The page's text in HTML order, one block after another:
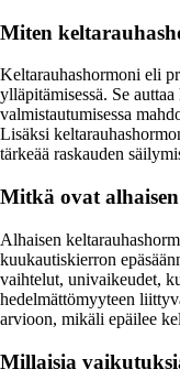
Miten
Keltarauhashormoni eli
ylläpitämisessä. Se
valmistautumisessa
Lisäksi
tärkeää raskauden
Mitkä ovat
Alhaisen
kuukautiskierron
vaihtelut, univaikeudet,
hedelmättömyyteen
arvioon, mikäli epäilee
Millaisia